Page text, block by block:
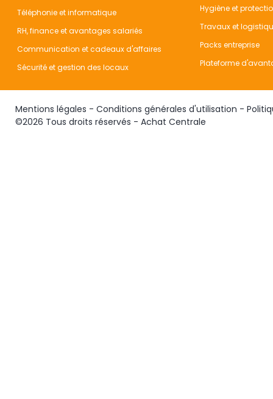
Téléphonie et informatique
RH, finance et avantages salariés
Communication et cadeaux d'affaires
Sécurité et gestion des locaux
Hygiène et
Travaux et
Packs entreprise
Plateforme
Mentions légales - Conditions générales d'utilisation -
©2026 Tous droits réservés - Achat Centrale